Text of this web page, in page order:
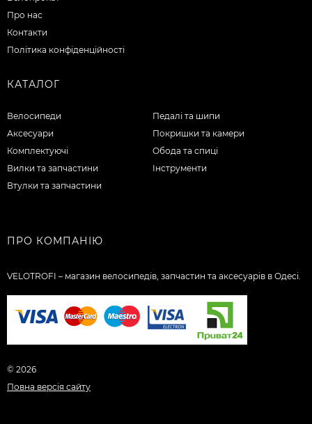
Про нас
Контакти
Політика конфіденційності
КАТАЛОГ
Велосипеди
Аксесуари
Комплектуючі
Вилки та запчастини
Втулки та запчастини
Педалі та шипи
Покришки та камери
Обода та спиці
Інструменти
ПРО КОМПАНІЮ
VELOTROFI – магазин велосипедів, запчастин та аксесуарів в Одесі.
© 2026
Повна версія сайту